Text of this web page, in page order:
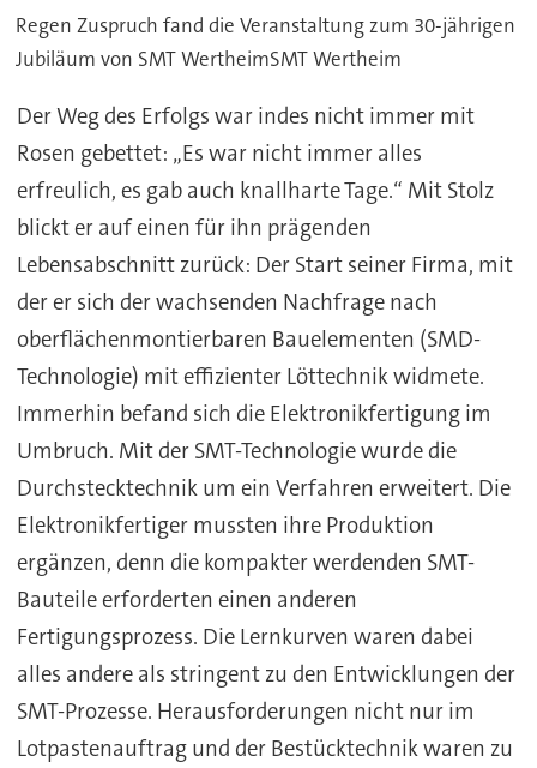
Regen Zuspruch fand die Veranstaltung zum 30-jährigen
Jubiläum von SMT WertheimSMT Wertheim
Der Weg des Erfolgs war indes nicht immer mit
Rosen gebettet: „Es war nicht immer alles
erfreulich, es gab auch knallharte Tage.“ Mit Stolz
blickt er auf einen für ihn prägenden
Lebensabschnitt zurück: Der Start seiner Firma, mit
der er sich der wachsenden Nachfrage nach
oberflächenmontierbaren Bauelementen (SMD-
Technologie) mit effizienter Löttechnik widmete.
Immerhin befand sich die Elektronikfertigung im
Umbruch. Mit der SMT-Technologie wurde die
Durchstecktechnik um ein Verfahren erweitert. Die
Elektronikfertiger mussten ihre Produktion
ergänzen, denn die kompakter werdenden SMT-
Bauteile erforderten einen anderen
Fertigungsprozess. Die Lernkurven waren dabei
alles andere als stringent zu den Entwicklungen der
SMT-Prozesse. Herausforderungen nicht nur im
Lotpastenauftrag und der Bestücktechnik waren zu